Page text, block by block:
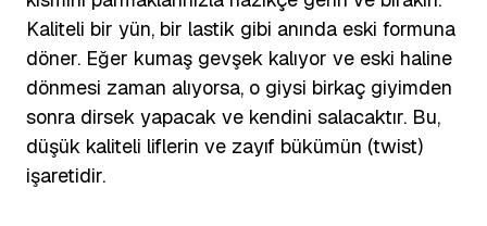
Kaliteli bir yün, bir lastik gibi anında eski formuna
döner. Eğer kumaş gevşek kalıyor ve eski haline
dönmesi zaman alıyorsa, o giysi birkaç giyimden
sonra dirsek yapacak ve kendini salacaktır. Bu,
düşük kaliteli liflerin ve zayıf bükümün (twist)
işaretidir.